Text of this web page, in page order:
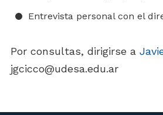
Entrevista personal con el
Por consultas, dirigirse a
jgcicco@udesa.edu.ar